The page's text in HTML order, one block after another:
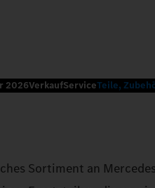
2026VerkaufServiceTeile,
Sortiment an